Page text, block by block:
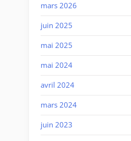
mars 2026
juin 2025
mai 2025
mai 2024
avril 2024
mars 2024
juin 2023